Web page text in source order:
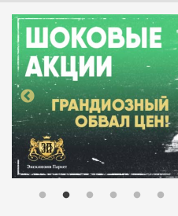
ГЛАВНАЯ
АССОРТИМЕНТ
В НАЛИЧИИ